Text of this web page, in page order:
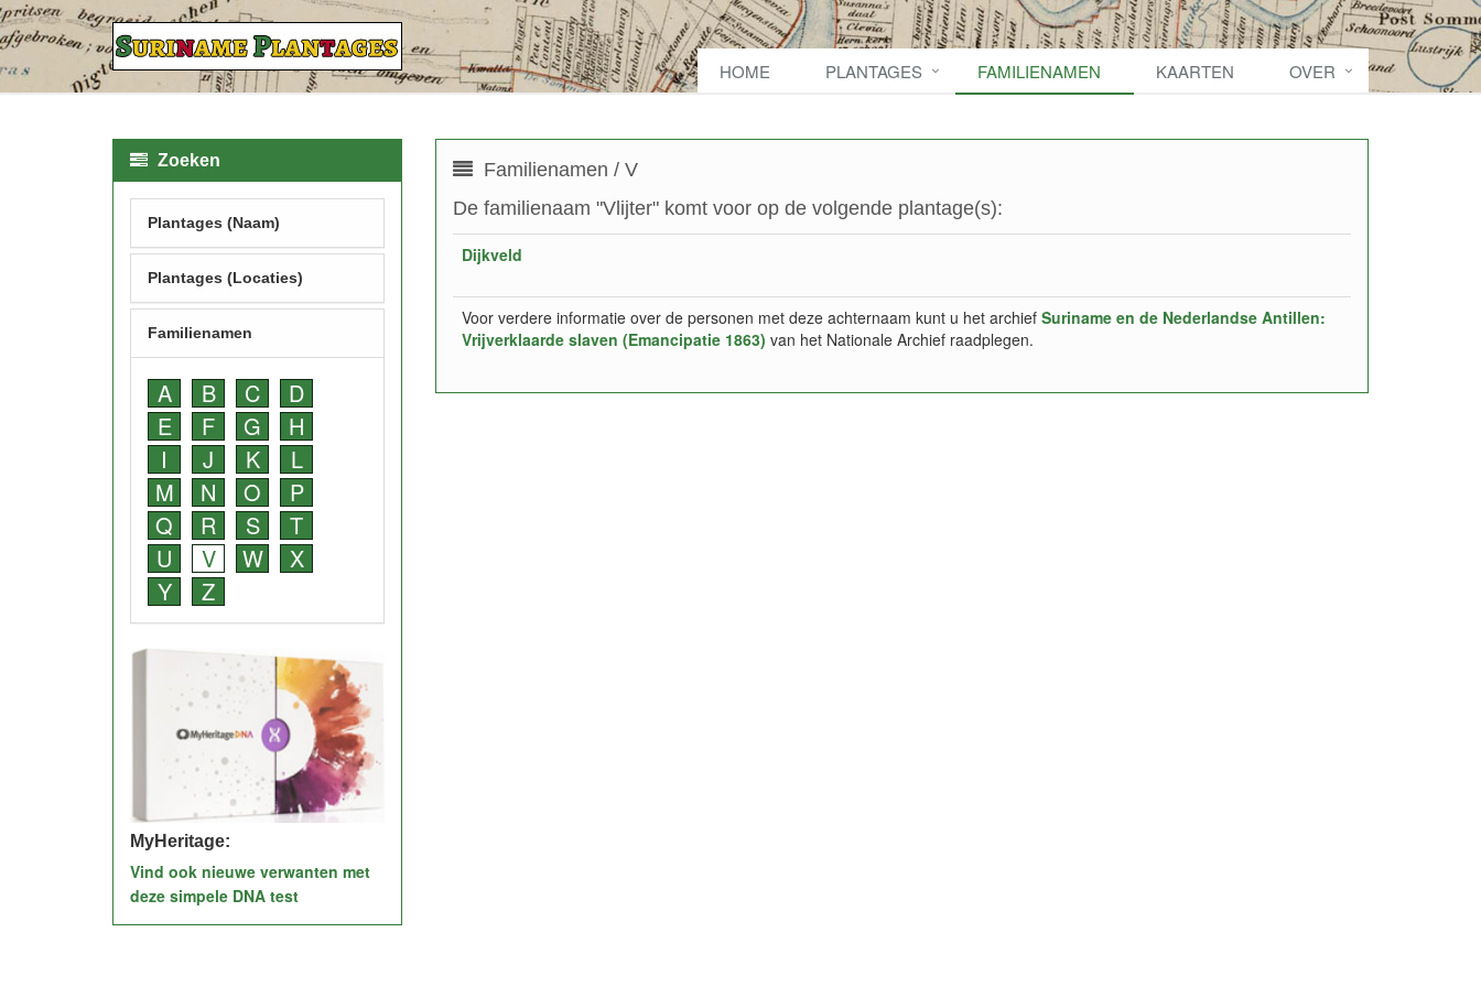
HOME PLANTAGES FAMILIENAMEN KAARTEN OVER
Familienamen / V
De familienaam "Vlijter" komt voor op de volgende plantage(s):
Dijkveld
Voor verdere informatie over de personen met deze achternaam kunt u het archief Suriname en de Nederlandse Antillen:
Vrijverklaarde slaven (Emancipatie 1863) van het Nationale Archief raadplegen.
Zoeken
Plantages (Naam)
Plantages (Locaties)
Familienamen
A B C
D
E
F G
H
I
J K
L
M
N O
P
Q
R S
T
U
V W
X
Y
Z
MyHeritage:
Vind ook nieuwe verwanten met
deze simpele DNA test